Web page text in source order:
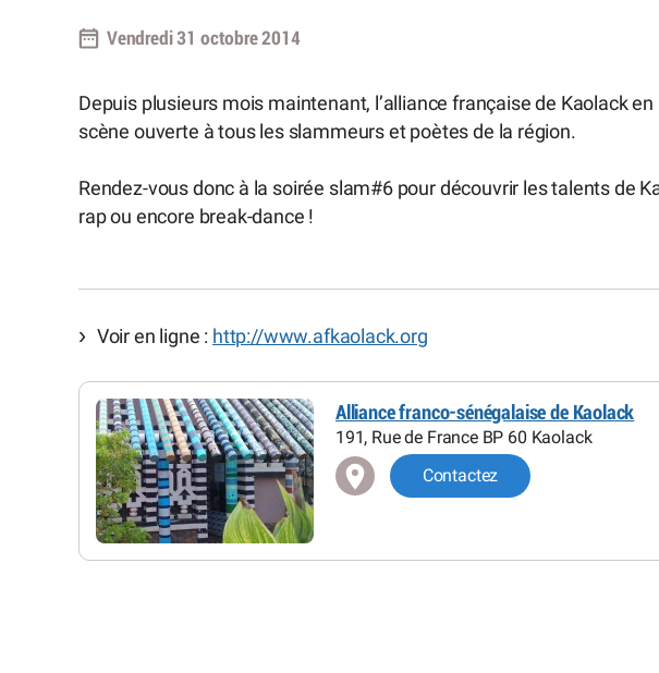
Vendredi 31 octobre 2014
Depuis plusieurs mois maintenant, l’alliance française de Kaolack
scène ouverte à tous les slammeurs et poètes de la région.
Rendez-vous donc à la soirée slam#6 pour découvrir les talents de
rap ou encore break-dance !
Voir en ligne : http://www.afkaolack.org
Alliance franco-sénégalaise de Kaolack
191, Rue de France BP 60 Kaolack
Contactez